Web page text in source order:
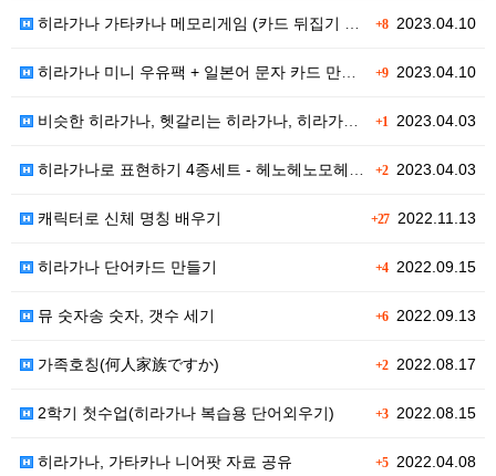
+82023.04.10
히라가나 가타카나 메모리게임 (카드 뒤집기 놀이)
+92023.04.10
히라가나 미니 우유팩 + 일본어 문자 카드 만들기
+1 2023.04.03
비슷한 히라가나, 헷갈리는 히라가나, 히라가나 마인드맵
+22023.04.03
히라가나로 표현하기 4종세트 - 헤노헤노모헤지, 연상 …
+272022.11.13
캐릭터로 신체 명칭 배우기
+42022.09.15
히라가나 단어카드 만들기
+62022.09.13
뮤 숫자송 숫자, 갯수 세기
+22022.08.17
가족호칭(何人家族ですか)
+32022.08.15
2학기 첫수업(히라가나 복습용 단어외우기)
+52022.04.08
히라가나, 가타카나 니어팟 자료 공유